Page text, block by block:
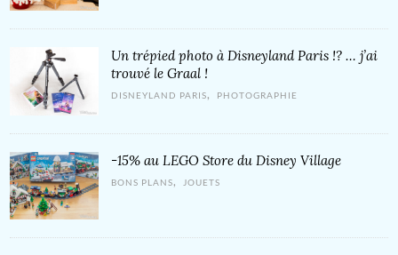
Un trépied photo à Disneyland Paris !? … j’ai
trouvé le Graal !
DISNEYLAND PARIS, PHOTOGRAPHIE
-15% au LEGO Store du Disney Village
BONS PLANS, JOUETS